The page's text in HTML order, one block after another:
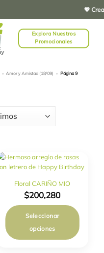
💖
Explora Nuestros
Promocionales
» Amor y Amistad (18/09) » Página 9
Floral CARIÑO MIO
$200,280
Seleccionar
opciones